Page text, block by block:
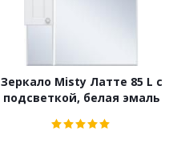
Зеркало Misty Латте 85 L c
подсветкой, белая эмаль